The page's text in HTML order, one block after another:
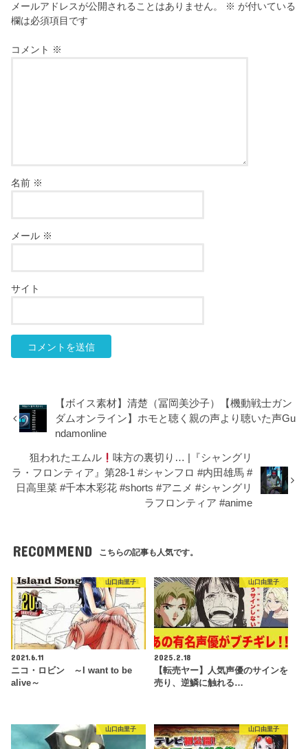
メールアドレスが公開されることはありません。 ※ が付いている
欄は必須項目です
コメント ※
名前 ※
メール ※
サイト
【ボイス素材】清楚（冨岡美沙子）【機動戦士ガン
ダムオンライン】ホモと聴く親の声より聴いた声Gu
ndamonline
狙われたエムル
味方の裏切り… |『シャングリ
ラ・フロンティア』第28-1 #シャンフロ #内田雄馬 #
日高里菜 #千本木彩花 #shorts #アニメ #シャングリ
ラフロンティア #anime
RECOMMEND こちらの記事も人気です。
山口由里子
2021.6.11
ニコ・ロビン ～I want to be
alive～
山口由里子
2025.2.18
【転売ヤー】人気声優のサインを
売り、逆鱗に触れる…
山口由里子 山口由里子